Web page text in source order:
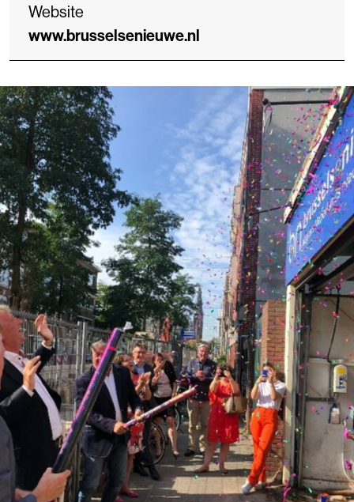
Website
www.brusselsenieuwe.nl